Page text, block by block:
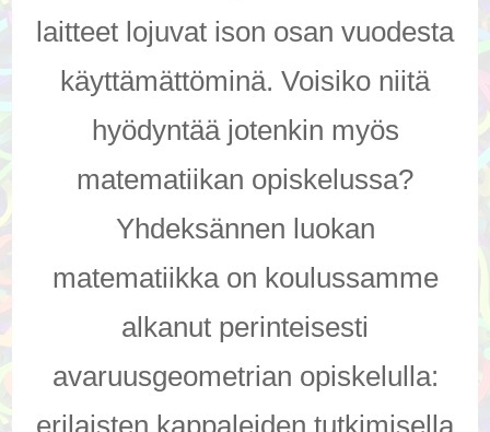
laitteet lojuvat ison osan vuodesta
käyttämättöminä. Voisiko niitä
hyödyntää jotenkin myös
matematiikan opiskelussa?
Yhdeksännen luokan
matematiikka on koulussamme
alkanut perinteisesti
avaruusgeometrian opiskelulla:
erilaisten kappaleiden tutkimisella